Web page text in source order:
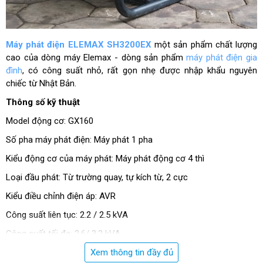
Máy phát điện ELEMAX SH3200EX một sản phẩm chất lượng
cao của dòng máy Elemax - dòng sản phẩmmáy phát điện gia
đình, có công suất nhỏ, rất gọn nhẹ được nhập khẩu nguyên
chiếc từ Nhật Bản.
Thông số kỹ thuật
Model động cơ: GX160
Số pha máy phát điện: Máy phát 1 pha
Kiểu động cơ của máy phát: Máy phát động cơ 4 thì
Loại đầu phát: Từ trường quay, tự kích từ, 2 cực
Kiểu điều chỉnh điện áp: AVR
Công suất liên tục: 2.2 / 2.5 kVA
Công suất tối đa: 2.6/ 3.2 kVA
Xem thông tin đầy đủ